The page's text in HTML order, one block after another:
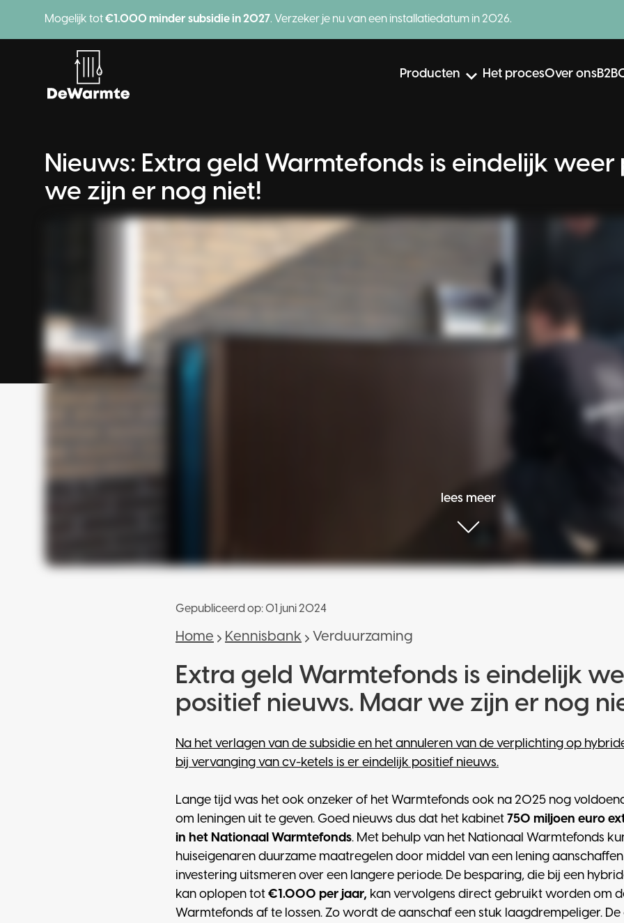
Mogelijk tot€1.000 minder subsidie in 2027. Verzeker je nu van een installatiedatum in 2026.
Producten Het procesOver onsB2B
Warmtepomp
Lees meer
Nieuws: Extra geld Warmtefonds is eindelijk
we zijn er nog niet!
lees meer
Gepubliceerd op: 01 juni 2024
Home Kennisbank Verduurzaming
Extra geld Warmtefonds is eindelijk
positief nieuws. Maar we zijn er nog
Na het verlagen van de subsidie en het annuleren van de verplichting op
bij vervanging van cv-ketels is er eindelijk positief nieuws.
Lange tijd was het ook onzeker of het Warmtefonds ook na 2025 nog
om leningen uit te geven. Goed nieuws dus dat het kabinet 750 miljoen euro
in het Nationaal Warmtefonds. Met behulp van het Nationaal Warmtefonds
huiseigenaren duurzame maatregelen door middel van een lening
investering uitsmeren over een langere periode. De besparing, die bij een
kan oplopen tot €1.000 per jaar, kan vervolgens direct gebruikt worden om
Warmtefonds af te lossen. Zo wordt de aanschaf een stuk laagdrempeliger.